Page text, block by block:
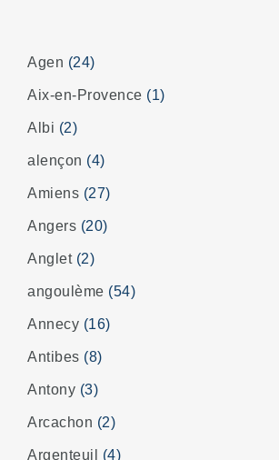
Agen (24)
Aix-en-Provence (1)
Albi (2)
alençon (4)
Amiens (27)
Angers (20)
Anglet (2)
angoulème (54)
Annecy (16)
Antibes (8)
Antony (3)
Arcachon (2)
Argenteuil (4)